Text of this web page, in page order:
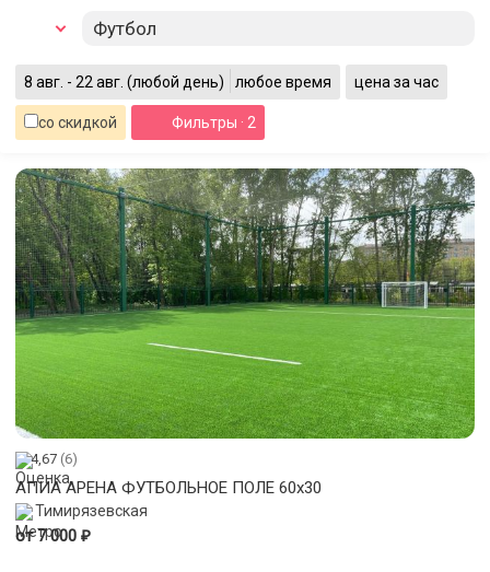
Футбол
8 авг. - 22 авг. (любой день) любое время цена за час
со скидкой Фильтры · 2
4,67 (6)
АПИА АРЕНА ФУТБОЛЬНОЕ ПОЛЕ 60х30
Тимирязевская
от 7 000 ₽